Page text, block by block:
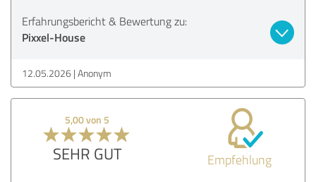
Erfahrungsbericht & Bewertung zu:
Pixxel-House
12.05.2026 Anonym
5,00 von 5
SEHR GUT Empfehlung